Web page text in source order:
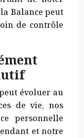
Balance peut
de contrôle
évoluer au
de vie, nos
personnelle
et notre